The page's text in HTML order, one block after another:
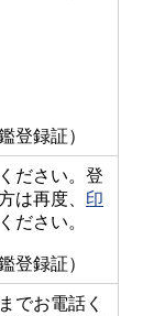
登録証）
ださい。登
は再度、 印
ださい。
登録証）
でお電話く